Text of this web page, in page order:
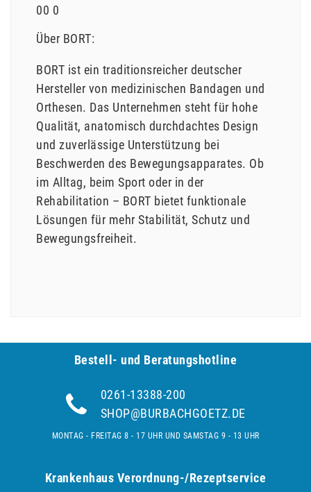
00 0
Über BORT:
BORT ist ein traditionsreicher deutscher
Hersteller von medizinischen Bandagen und
Orthesen. Das Unternehmen steht für hohe
Qualität, anatomisch durchdachtes Design
und zuverlässige Unterstützung bei
Beschwerden des Bewegungsapparates. Ob
im Alltag, beim Sport oder in der
Rehabilitation – BORT bietet funktionale
Lösungen für mehr Stabilität, Schutz und
Bewegungsfreiheit.
Bestell- und Be­ra­tungs­hot­line
0261-13388-200
SHOP@BURBACHGOETZ.DE
MONTAG - FREITAG 8 - 17 UHR UND SAMSTAG 9 - 13 UHR
Krankenhaus Verordnung-/Rezeptservice